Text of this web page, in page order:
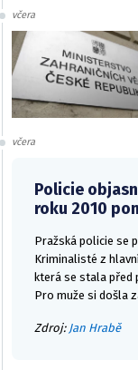
včera
včera
Policie
roku 2010
Pražská policie se
Kriminalisté z
která se stala před
Pro muže si došla
Zdroj: Jan Hrabě